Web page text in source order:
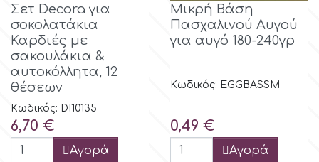
m
Magic Colours
Manetti
Σετ Decora για
σοκολατάκια
Καρδιές με
σακουλάκια &
αυτοκόλλητα, 12
θέσεων
Κωδικός: DI10135
Τιμή
6,70 €
Αγορά
Μικρή Βάση
Πασχαλινού Αυγού
για αυγό 180-240γρ
Κωδικός: EGGBASSM
Τιμή
0,49 €
Αγορά